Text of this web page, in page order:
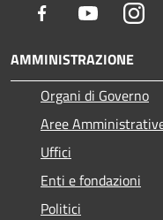
Facebook Youtube
AMMINISTRAZIONE
Organi di Governo
Aree
Uffici
Enti e fondazioni
Politici